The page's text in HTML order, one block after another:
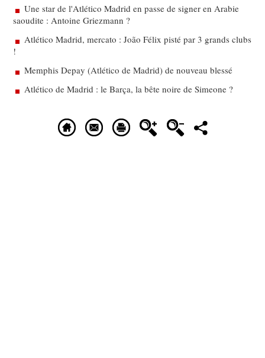
Une star de l'Atlético Madrid en passe de signer en Arabie
saoudite : Antoine Griezmann ?
Atlético Madrid, mercato : João Félix pisté par 3 grands clubs
!
Memphis Depay (Atlético de Madrid) de nouveau blessé
Atlético de Madrid : le Barça, la bête noire de Simeone ?